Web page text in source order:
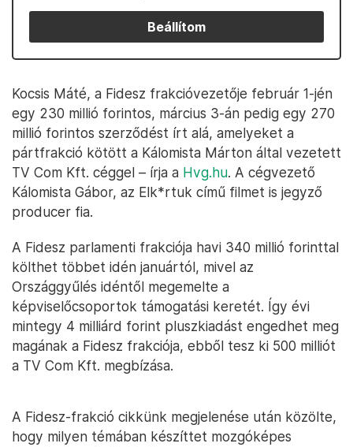
Beállítom
Kocsis Máté, a Fidesz frakcióvezetője február 1-jén
egy 230 millió forintos, március 3-án pedig egy 270
millió forintos szerződést írt alá, amelyeket a
pártfrakció kötött a Kálomista Márton által vezetett
TV Com Kft. céggel – írja a Hvg.hu. A cégvezető
Kálomista Gábor, az Elk*rtuk című filmet is jegyző
producer fia.
A Fidesz parlamenti frakciója havi 340 millió forinttal
költhet többet idén januártól, mivel az
Országgyűlés idéntől megemelte a
képviselőcsoportok támogatási keretét. Így évi
mintegy 4 milliárd forint pluszkiadást engedhet meg
magának a Fidesz frakciója, ebből tesz ki 500 milliót
a TV Com Kft. megbízása.
A Fidesz-frakció cikkünk megjelenése után közölte,
hogy milyen témában készíttet mozgóképes